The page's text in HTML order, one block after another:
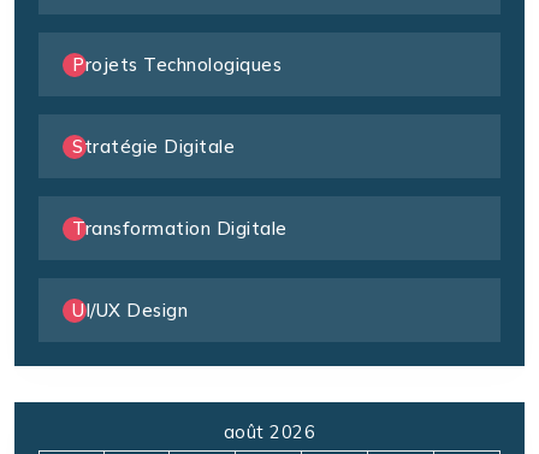
Projets Technologiques
Stratégie Digitale
Transformation Digitale
UI/UX Design
août 2026